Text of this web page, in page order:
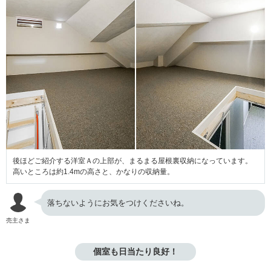
後ほどご紹介する洋室Ａの上部が、まるまる屋根裏収納になっています。
高いところは約1.4mの高さと、かなりの収納量。
売主さま
落ちないようにお気をつけくださいね。
個室も日当たり良好！